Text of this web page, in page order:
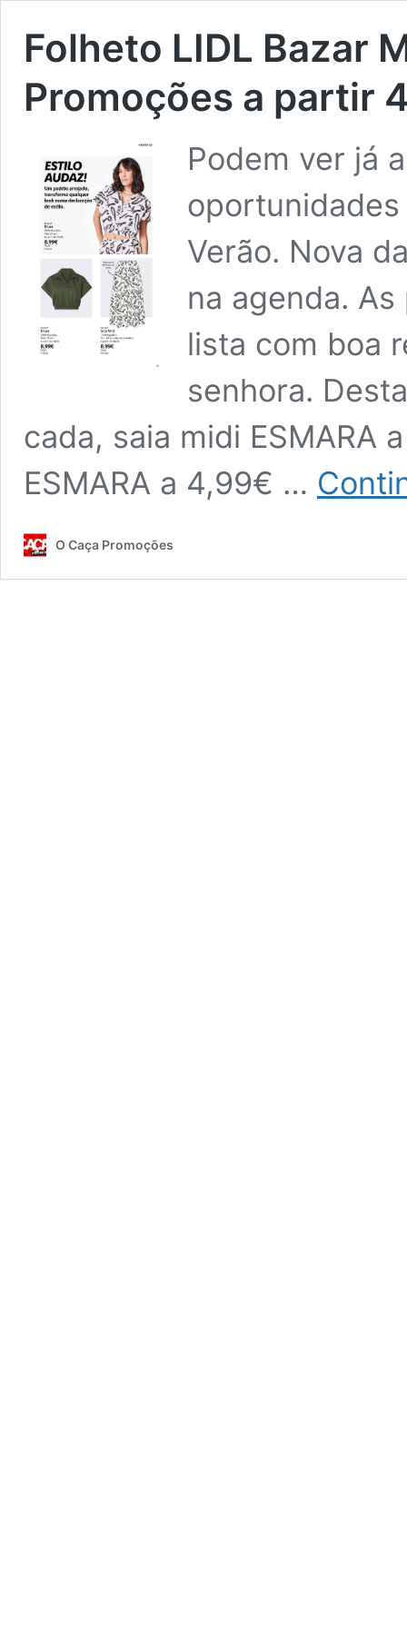
Folheto LIDL Bazar
Promoções a partir
Podem ver já
oportunidades
Verão. Nova
na agenda.
lista com boa
senhora.
cada, saia midi ESMARA
ESMARA a 4,99€ …
O Caça Promoções